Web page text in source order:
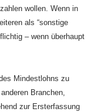
wollen. Wenn in
als “sonstige
– wenn überhaupt
Mindestlohns zu
Branchen,
zur Ersterfassung